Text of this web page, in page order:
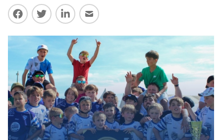
Partager sur Facebook
Partager sur Twitter
Partager sur LinkedIn
Partager par E-mail